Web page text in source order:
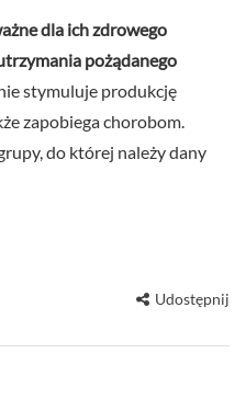
dla ich zdrowego
pożądanego
stymuluje produkcję
zapobiega chorobom.
do której należy dany
Udostępnij